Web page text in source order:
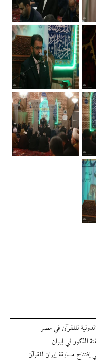
لللقرآن في مصر
مسابقة إیران للقرآن